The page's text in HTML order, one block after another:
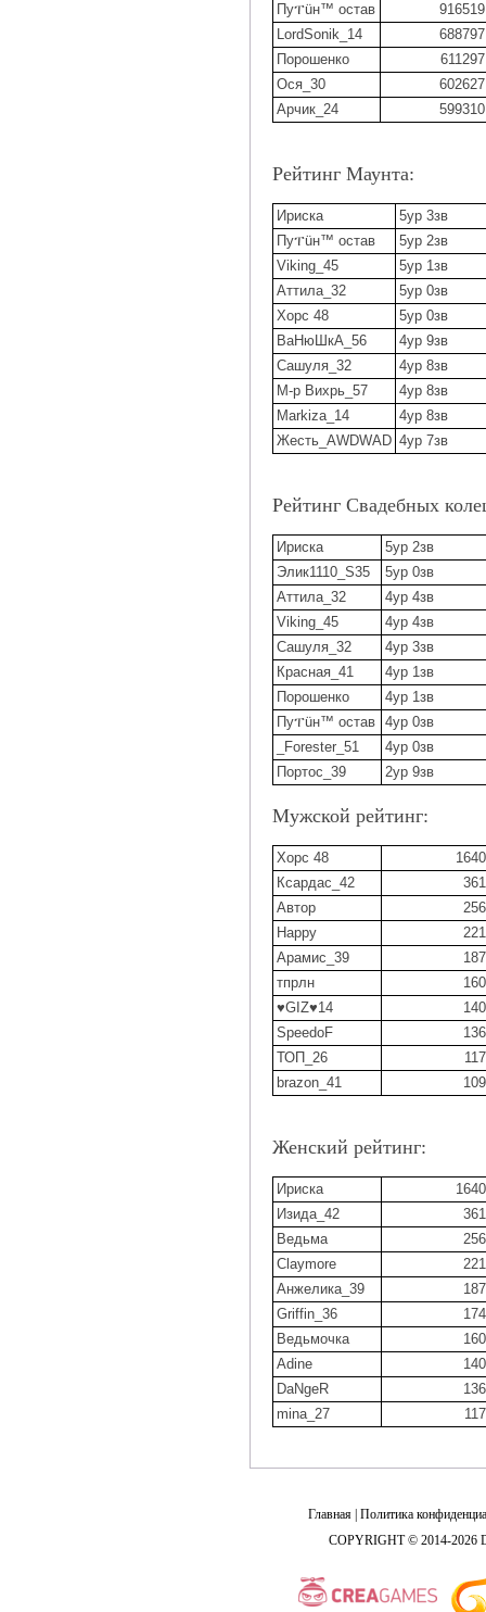
Пуፐüн™ остав
916519
LordSonik_14
688797
Порошенко
611297
Ося_30
602627
Арчик_24
599310
Рейтинг Маунта:
Ириска
5ур 3зв
Пуፐüн™ остав
5ур 2зв
Viking_45
5ур 1зв
Аттила_32
5ур 0зв
Хорс 48
5ур 0зв
ВаНюШкА_56
4ур 9зв
Сашуля_32
4ур 8зв
М-р Вихрь_57
4ур 8зв
Markiza_14
4ур 8зв
Жесть_AWDWAD 4ур 7зв
Рейтинг Свадебных
Ириска
5ур 2зв
Элик1110_S35
5ур 0зв
Аттила_32
4ур 4зв
Viking_45
4ур 4зв
Сашуля_32
4ур 3зв
Красная_41
4ур 1зв
Порошенко
4ур 1зв
Пуፐüн™ остав 4ур 0зв
_Forester_51
4ур 0зв
Портос_39
2ур 9зв
Мужской рейтинг:
Хорс 48
1640
Ксардас_42
361
Автор
256
Happy
221
Арамис_39
187
тпрлн
160
♥GIZ♥14
140
SpeedоF
136
ТОП_26
117
brazon_41
109
Женский рейтинг:
Ириска
1640
Изида_42
361
Ведьма
256
Claymore
221
Анжелика_39
187
Griffin_36
174
Ведьмочка
160
Adine
140
DaNgeR
136
mina_27
117
Главная Политика
COPYRIGHT © 2014-2026